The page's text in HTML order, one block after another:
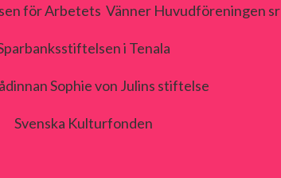
för Arbetets Vänner Huvudföreningen sr
i Tenala
Sophie von Julins stiftelse
Svenska Kulturfonden